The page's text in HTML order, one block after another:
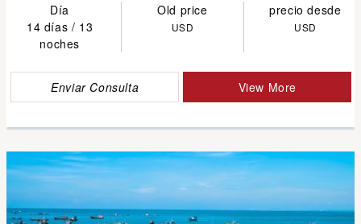
Día
Old price
precio desde
14 días / 13
noches
USD USD
Enviar Consulta View More